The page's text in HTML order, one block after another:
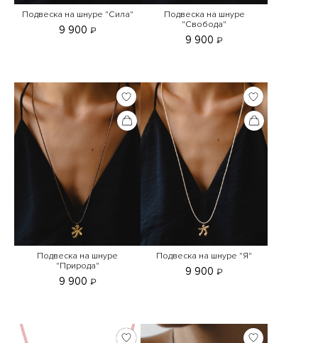
Подвеска на шнуре "Сила"
9 900 ₽
Подвеска на шнуре
"Свобода"
9 900₽
Подвеска на шнуре
"Природа"
9 900 ₽
Подвеска на шнуре "Я"
9 900₽